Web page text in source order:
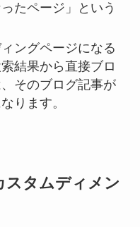
たページ」という
ングページになる
結果から直接ブロ
そのブログ記事が
ります。
スタムディメン